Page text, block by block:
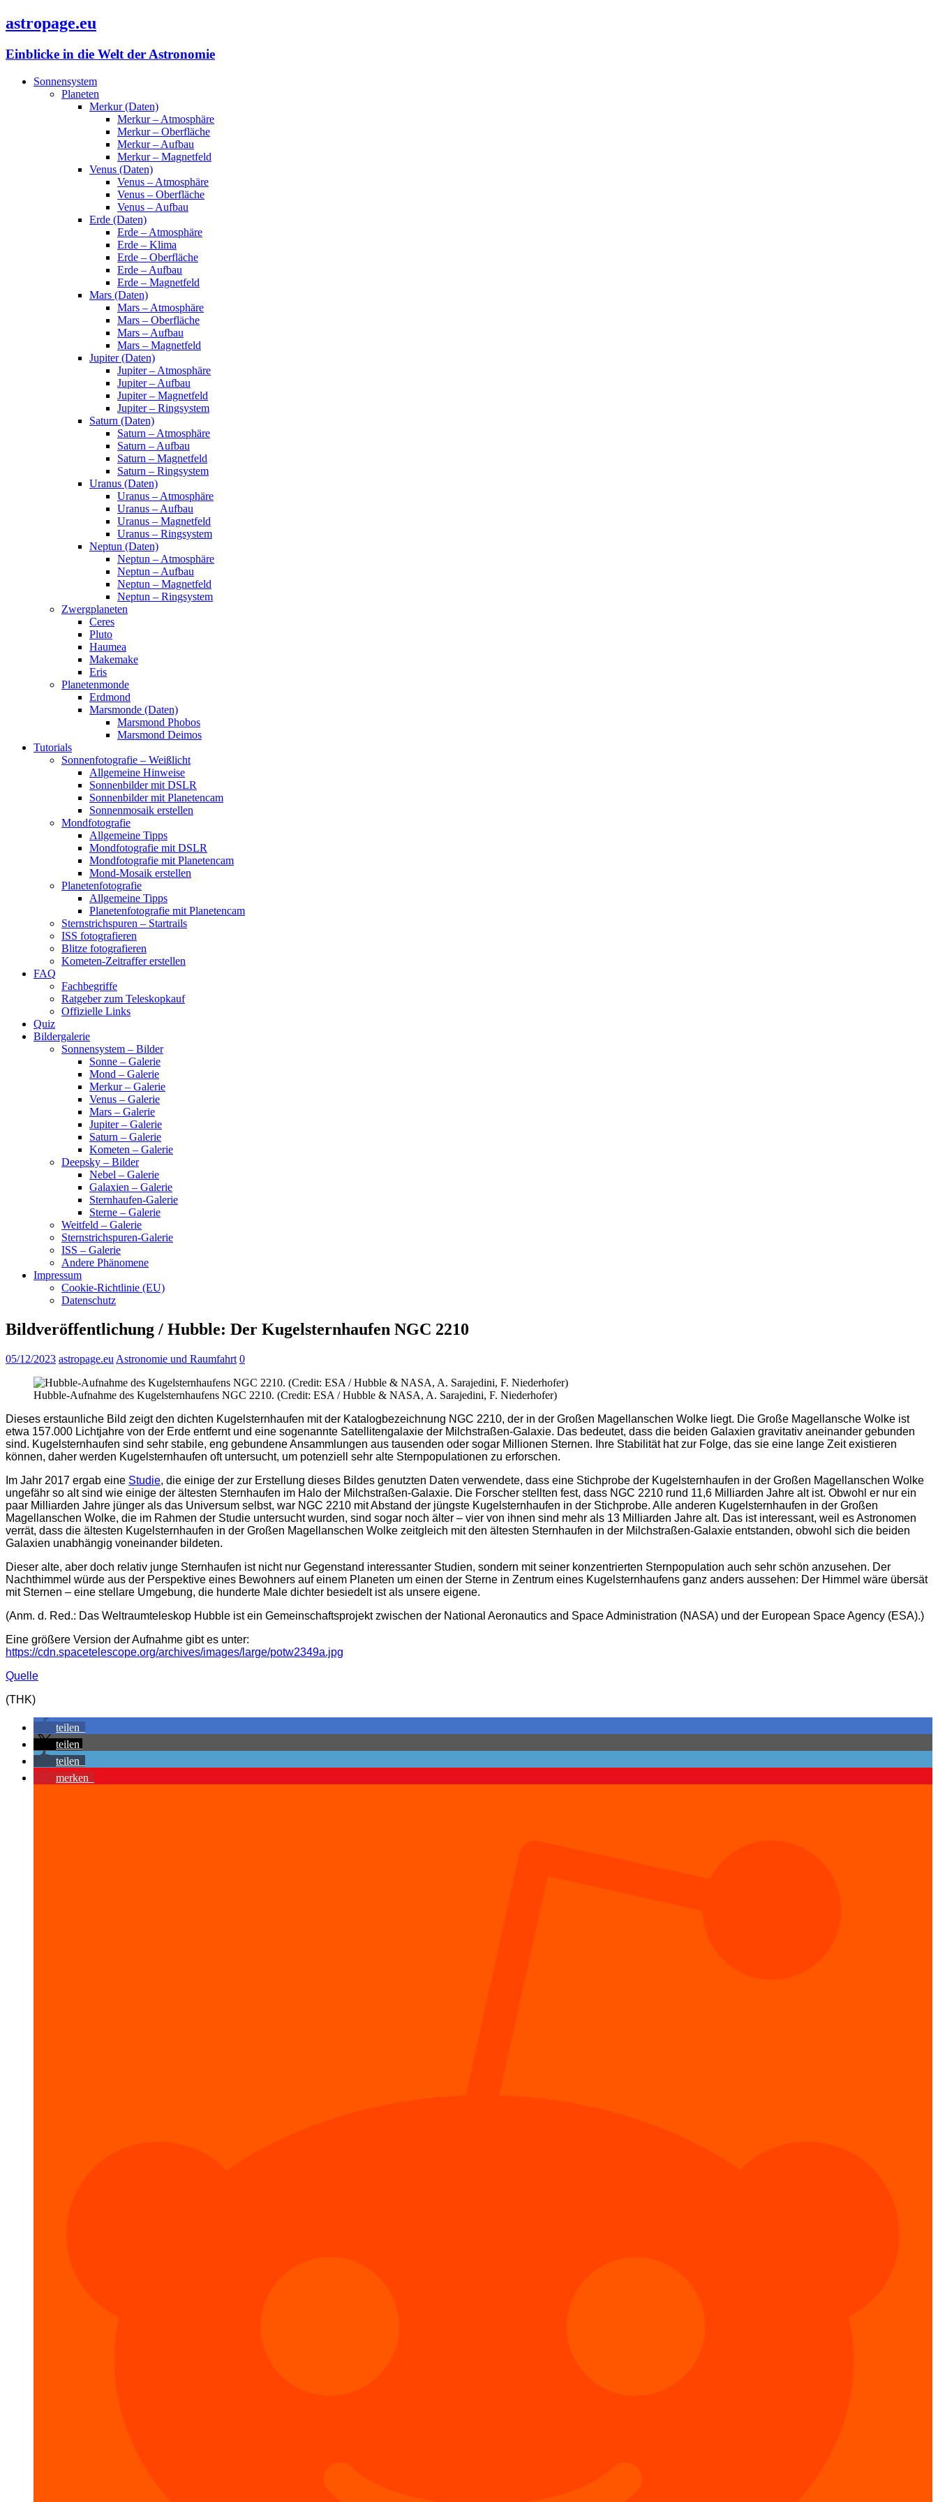
astropage.eu
Einblicke in die Welt der Astronomie
Sonnensystem
Planeten
Merkur (Daten)
Merkur – Atmosphäre
Merkur – Oberfläche
Merkur – Aufbau
Merkur – Magnetfeld
Venus (Daten)
Venus – Atmosphäre
Venus – Oberfläche
Venus – Aufbau
Erde (Daten)
Erde – Atmosphäre
Erde – Klima
Erde – Oberfläche
Erde – Aufbau
Erde – Magnetfeld
Mars (Daten)
Mars – Atmosphäre
Mars – Oberfläche
Mars – Aufbau
Mars – Magnetfeld
Jupiter (Daten)
Jupiter – Atmosphäre
Jupiter – Aufbau
Jupiter – Magnetfeld
Jupiter – Ringsystem
Saturn (Daten)
Saturn – Atmosphäre
Saturn – Aufbau
Saturn – Magnetfeld
Saturn – Ringsystem
Uranus (Daten)
Uranus – Atmosphäre
Uranus – Aufbau
Uranus – Magnetfeld
Uranus – Ringsystem
Neptun (Daten)
Neptun – Atmosphäre
Neptun – Aufbau
Neptun – Magnetfeld
Neptun – Ringsystem
Zwergplaneten
Ceres
Pluto
Haumea
Makemake
Eris
Planetenmonde
Erdmond
Marsmonde (Daten)
Marsmond Phobos
Marsmond Deimos
Tutorials
Sonnenfotografie – Weißlicht
Allgemeine Hinweise
Sonnenbilder mit DSLR
Sonnenbilder mit Planetencam
Sonnenmosaik erstellen
Mondfotografie
Allgemeine Tipps
Mondfotografie mit DSLR
Mondfotografie mit Planetencam
Mond-Mosaik erstellen
Planetenfotografie
Allgemeine Tipps
Planetenfotografie mit Planetencam
Sternstrichspuren – Startrails
ISS fotografieren
Blitze fotografieren
Kometen-Zeitraffer erstellen
FAQ
Fachbegriffe
Ratgeber zum Teleskopkauf
Offizielle Links
Quiz
Bildergalerie
Sonnensystem – Bilder
Sonne – Galerie
Mond – Galerie
Merkur – Galerie
Venus – Galerie
Mars – Galerie
Jupiter – Galerie
Saturn – Galerie
Kometen – Galerie
Deepsky – Bilder
Nebel – Galerie
Galaxien – Galerie
Sternhaufen-Galerie
Sterne – Galerie
Weitfeld – Galerie
Sternstrichspuren-Galerie
ISS – Galerie
Andere Phänomene
Impressum
Cookie-Richtlinie (EU)
Datenschutz
Bildveröffentlichung / Hubble: Der Kugelsternhaufen NGC 2210
05/12/2023 astropage.eu Astronomie und Raumfahrt 0
Hubble-Aufnahme des Kugelsternhaufens NGC 2210. (Credit: ESA / Hubble & NASA, A. Sarajedini, F. Niederhofer)
Dieses erstaunliche Bild zeigt den dichten Kugelsternhaufen mit der Katalogbezeichnung NGC 2210, der in der Großen Magellanschen Wolke liegt. Die Große Magellansche Wolke ist
etwa 157.000 Lichtjahre von der Erde entfernt und eine sogenannte Satellitengalaxie der Milchstraßen-Galaxie. Das bedeutet, dass die beiden Galaxien gravitativ aneinander gebunden
sind. Kugelsternhaufen sind sehr stabile, eng gebundene Ansammlungen aus tausenden oder sogar Millionen Sternen. Ihre Stabilität hat zur Folge, das sie eine lange Zeit existieren
können, daher werden Kugelsternhaufen oft untersucht, um potenziell sehr alte Sternpopulationen zu erforschen.
Im Jahr 2017 ergab eine Studie, die einige der zur Erstellung dieses Bildes genutzten Daten verwendete, dass eine Stichprobe der Kugelsternhaufen in der Großen Magellanschen Wolke
ungefähr so alt sind wie einige der ältesten Sternhaufen im Halo der Milchstraßen-Galaxie. Die Forscher stellten fest, dass NGC 2210 rund 11,6 Milliarden Jahre alt ist. Obwohl er nur ein
paar Milliarden Jahre jünger als das Universum selbst, war NGC 2210 mit Abstand der jüngste Kugelsternhaufen in der Stichprobe. Alle anderen Kugelsternhaufen in der Großen
Magellanschen Wolke, die im Rahmen der Studie untersucht wurden, sind sogar noch älter – vier von ihnen sind mehr als 13 Milliarden Jahre alt. Das ist interessant, weil es Astronomen
verrät, dass die ältesten Kugelsternhaufen in der Großen Magellanschen Wolke zeitgleich mit den ältesten Sternhaufen in der Milchstraßen-Galaxie entstanden, obwohl sich die beiden
Galaxien unabhängig voneinander bildeten.
Dieser alte, aber doch relativ junge Sternhaufen ist nicht nur Gegenstand interessanter Studien, sondern mit seiner konzentrierten Sternpopulation auch sehr schön anzusehen. Der
Nachthimmel würde aus der Perspektive eines Bewohners auf einem Planeten um einen der Sterne in Zentrum eines Kugelsternhaufens ganz anders aussehen: Der Himmel wäre übersät
mit Sternen – eine stellare Umgebung, die hunderte Male dichter besiedelt ist als unsere eigene.
(Anm. d. Red.: Das Weltraumteleskop Hubble ist ein Gemeinschaftsprojekt zwischen der National Aeronautics and Space Administration (NASA) und der European Space Agency (ESA).)
Eine größere Version der Aufnahme gibt es unter:
https://cdn.spacetelescope.org/archives/images/large/potw2349a.jpg
Quelle
(THK)
teilen
teilen
teilen
merken